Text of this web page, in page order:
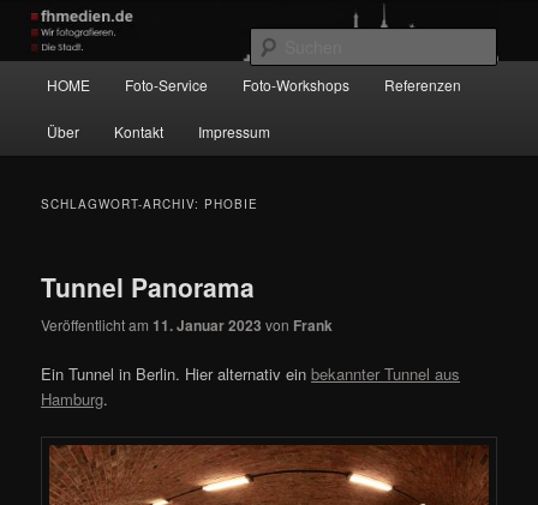
Zum
primären
Inhalt
springen
Zum
sekundären
Inhalt
springen
Wir fotografieren die Hauptstadt!
HOME Foto-Service Foto-Workshops Referenzen
Über Kontakt Impressum
SCHLAGWORT-ARCHIV: PHOBIE
Tunnel Panorama
Veröffentlicht am 11. Januar 2023 von Frank
Ein Tunnel in Berlin. Hier alternativ einbekannter Tunnel aus
Hamburg.